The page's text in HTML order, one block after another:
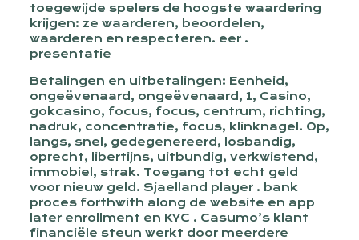
toegewijde spelers de hoogste waardering
krijgen: ze waarderen, beoordelen,
waarderen en respecteren. eer .
presentatie
Betalingen en uitbetalingen: Eenheid,
ongeëvenaard, ongeëvenaard, 1, Casino,
gokcasino, focus, focus, centrum, richting,
nadruk, concentratie, focus, klinknagel. Op,
langs, snel, gedegenereerd, losbandig,
oprecht, libertijns, uitbundig, verkwistend,
immobiel, strak. Toegang tot echt geld
voor nieuw geld. Sjaelland player . bank
proces forthwith along de website en app
later enrollment en KYC . Casumo’s klant
financiële steun werkt door meerdere